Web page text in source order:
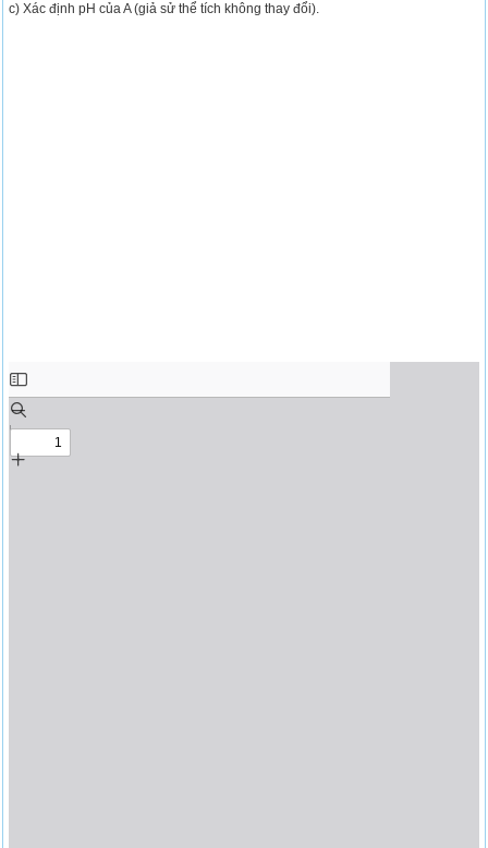
c) Xác định pH của A (giả sử thể tích không thay đổi).